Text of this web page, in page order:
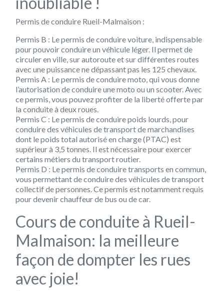
Permis de conduire Rueil-Malmaison :
Permis B : Le permis de conduire voiture, indispensable
pour pouvoir conduire un véhicule léger. Il permet de
circuler en ville, sur autoroute et sur différentes routes
avec une puissance ne dépassant pas les 125 chevaux.
Permis A : Le permis de conduire moto, qui vous donne
l’autorisation de conduire une moto ou un scooter. Avec
ce permis, vous pouvez profiter de la liberté offerte par
la conduite à deux roues.
Permis C : Le permis de conduire poids lourds, pour
conduire des véhicules de transport de marchandises
dont le poids total autorisé en charge (PTAC) est
supérieur à 3,5 tonnes. Il est nécessaire pour exercer
certains métiers du transport routier.
Permis D : Le permis de conduire transports en commun,
vous permettant de conduire des véhicules de transport
collectif de personnes. Ce permis est notamment requis
pour devenir chauffeur de bus ou de car.
Cours de conduite à Rueil-
Malmaison: la meilleure
façon de dompter les rues
avec joie!